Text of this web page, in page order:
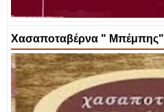
Χασαποταβέρνα " Μπέμπης"